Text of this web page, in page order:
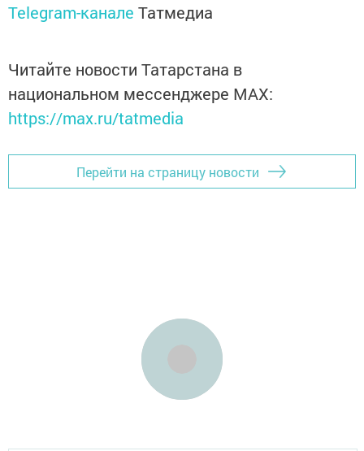
Telegram-канале Татмедиа
Читайте новости Татарстана в
национальном мессенджере MАХ:
https://max.ru/tatmedia
Перейти на страницу новости